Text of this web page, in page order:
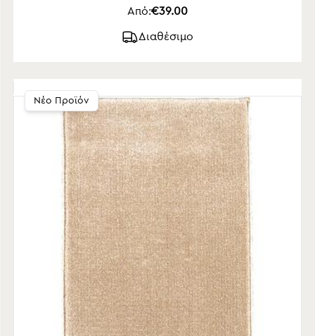
Από:€39.00
Διαθέσιμο
Νέο Προϊόν